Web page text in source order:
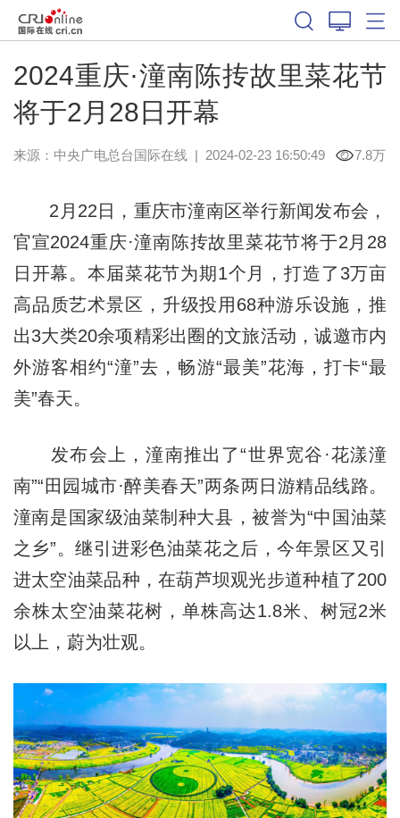
2024重庆·潼南陈抟故里菜花节
将于2月28日开幕
来源：中央广电总台国际在线| 2024-02-23 16:50:49 7.8万
2月22日，重庆市潼南区举行新闻发布会，
官宣2024重庆·潼南陈抟故里菜花节将于2月28
日开幕。本届菜花节为期1个月，打造了3万亩
高品质艺术景区，升级投用68种游乐设施，推
出3大类20余项精彩出圈的文旅活动，诚邀市内
外游客相约“潼”去，畅游“最美”花海，打卡“最
美”春天。
发布会上，潼南推出了“世界宽谷·花漾潼
南”“田园城市·醉美春天”两条两日游精品线路。
潼南是国家级油菜制种大县，被誉为“中国油菜
之乡”。继引进彩色油菜花之后，今年景区又引
进太空油菜品种，在葫芦坝观光步道种植了200
余株太空油菜花树，单株高达1.8米、树冠2米
以上，蔚为壮观。